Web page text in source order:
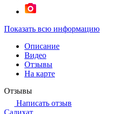
Показать всю информацию
Описание
Видео
Отзывы
На карте
Отзывы
Написать отзыв